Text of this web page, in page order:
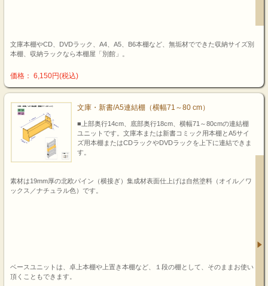
文庫本棚やCD、DVDラック、A4、A5、B6本棚など、無垢材でできた収納サイズ別
本棚、収納ラックなら本棚屋「別館」。
価格： 6,150円(税込)
文庫・新書/A5連結棚（横幅71～80 cm）
■上部奥行14cm、底部奥行18cm、横幅71～80cmの連結棚
ユニットです。文庫本または新書コミック用本棚とA5サイ
ズ用本棚またはCDラックやDVDラックを上下に連結できま
す。
素材は19mm厚の北欧パイン（横接ぎ）集成材表面仕上げは自然塗料（オイル／ワ
ックス／ナチュラル色）です。
ベースユニットは、卓上本棚や上置き本棚など、１段の棚として、そのままお使い
頂くこともできます。